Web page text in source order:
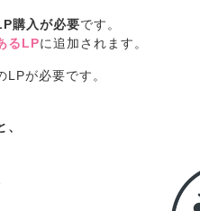
購入が必要です。
るLPに追加されます。
LPが必要です。